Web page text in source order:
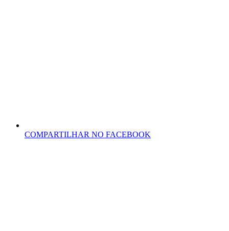
COMPARTILHAR NO FACEBOOK